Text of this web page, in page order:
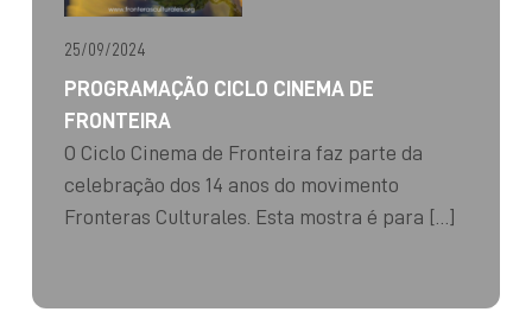
25/09/2024
PROGRAMAÇÃO CICLO CINEMA DE
FRONTEIRA
O Ciclo Cinema de Fronteira faz parte da
celebração dos 14 anos do movimento
Fronteras Culturales. Esta mostra é para […]